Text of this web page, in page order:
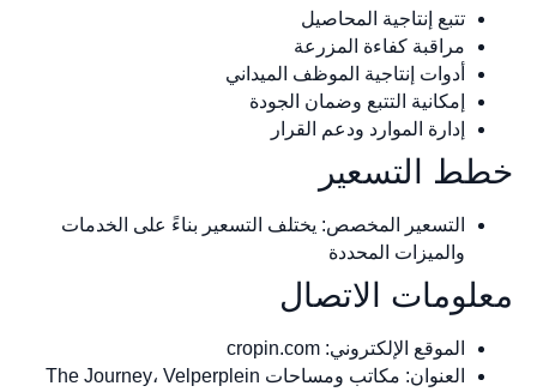
تتبع إنتاجية المحاصيل
مراقبة كفاءة المزرعة
أدوات إنتاجية الموظف الميداني
إمكانية التتبع وضمان الجودة
إدارة الموارد ودعم القرار
التسعير
التسعير المخصص: يختلف التسعير بناءً على الخدمات
والميزات المحددة
الاتصال
الموقع الإلكتروني: cropin.com
العنوان: مكاتب ومساحات The Journey، Velperplein